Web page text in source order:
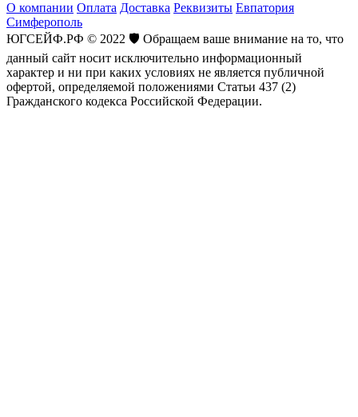
О компании Оплата Доставка Реквизиты Евпатория
Симферополь
ЮГСЕЙФ.РФ © 2022 🛡️ Обращаем ваше внимание на то, что
данный сайт носит исключительно информационный
характер и ни при каких условиях не является публичной
офертой, определяемой положениями Статьи 437 (2)
Гражданского кодекса Российской Федерации.